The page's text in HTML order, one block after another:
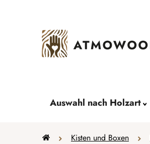
Auswahl nach Holzart
StartseiteKisten und Boxen